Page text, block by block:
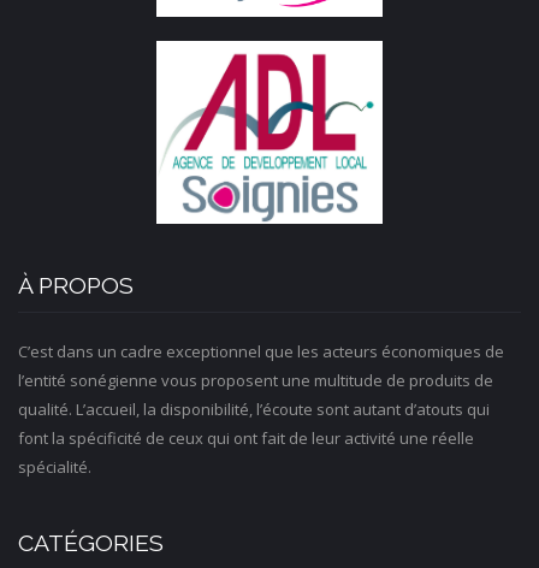
À PROPOS
C’est dans un cadre exceptionnel que les acteurs économiques de
l’entité sonégienne vous proposent une multitude de produits de
qualité. L’accueil, la disponibilité, l’écoute sont autant d’atouts qui
font la spécificité de ceux qui ont fait de leur activité une réelle
spécialité.
CATÉGORIES